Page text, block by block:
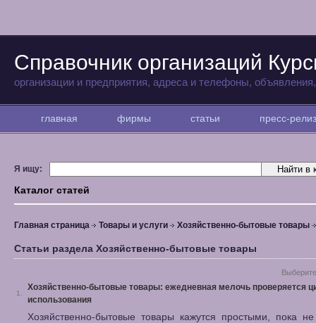
Справочник организаций
организации и предприятия, адреса и телефоны,
главная фирмы статьи пресс-
Я ищу:
Каталог статей
Главная страница Товары и услуги Хозяйственно-бытовые товары
Статьи раздела Хозяйственно-бытовые товары
1.
Хозяйственно-бытовые товары: ежедневная мелочь проверяется
использования
Хозяйственно-бытовые товары кажутся простыми, пока